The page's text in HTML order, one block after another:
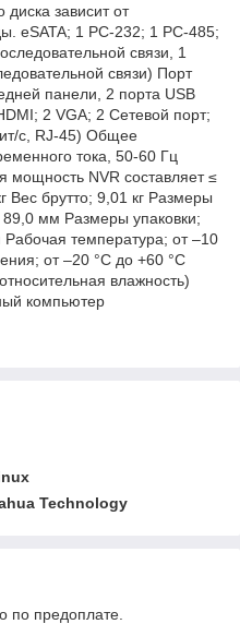
диска зависит от
eSATA; 1 РС-232; 1 РС-485;
связи, 1
связи) Порт
панели, 2 порта USB
2 VGA; 2 Сетевой порт;
с, RJ-45) Общее
тока, 50-60 Гц
мощность NVR составляет ≤
Вес брутто; 9,01 кг Размеры
мм Размеры упаковки;
температура; от –10
от –20 °C до +60 °C
влажность)
компьютер
Technology
по предоплате.